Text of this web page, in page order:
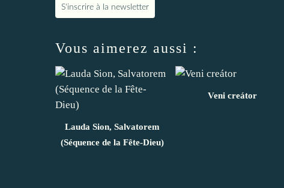
S'inscrire à la newsletter
Vous aimerez aussi :
Lauda Sion, Salvatorem
(Séquence de la Fête-Dieu)
Veni creátor